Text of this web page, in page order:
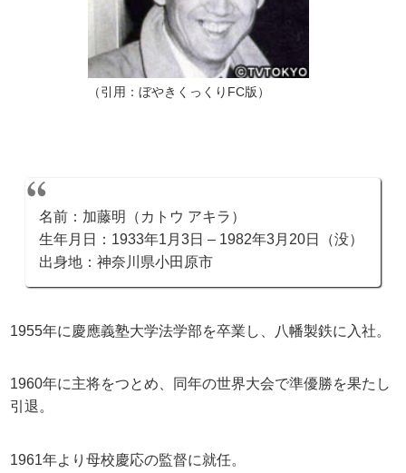
（引用：ぼやきくっくりFC版）
名前：加藤明（カトウ アキラ）
生年月日：1933年1月3日 – 1982年3月20日（没）
出身地：神奈川県小田原市
1955年に慶應義塾大学法学部を卒業し、八幡製鉄に入社。
1960年に主将をつとめ、同年の世界大会で準優勝を果たし
引退。
1961年より母校慶応の監督に就任。